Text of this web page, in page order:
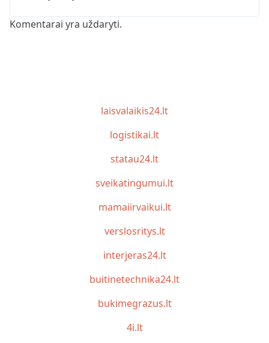
Komentarai yra uždaryti.
laisvalaikis24.lt
logistikai.lt
statau24.lt
sveikatingumui.lt
mamaiirvaikui.lt
verslosritys.lt
interjeras24.lt
buitinetechnika24.lt
bukimegrazus.lt
4i.lt